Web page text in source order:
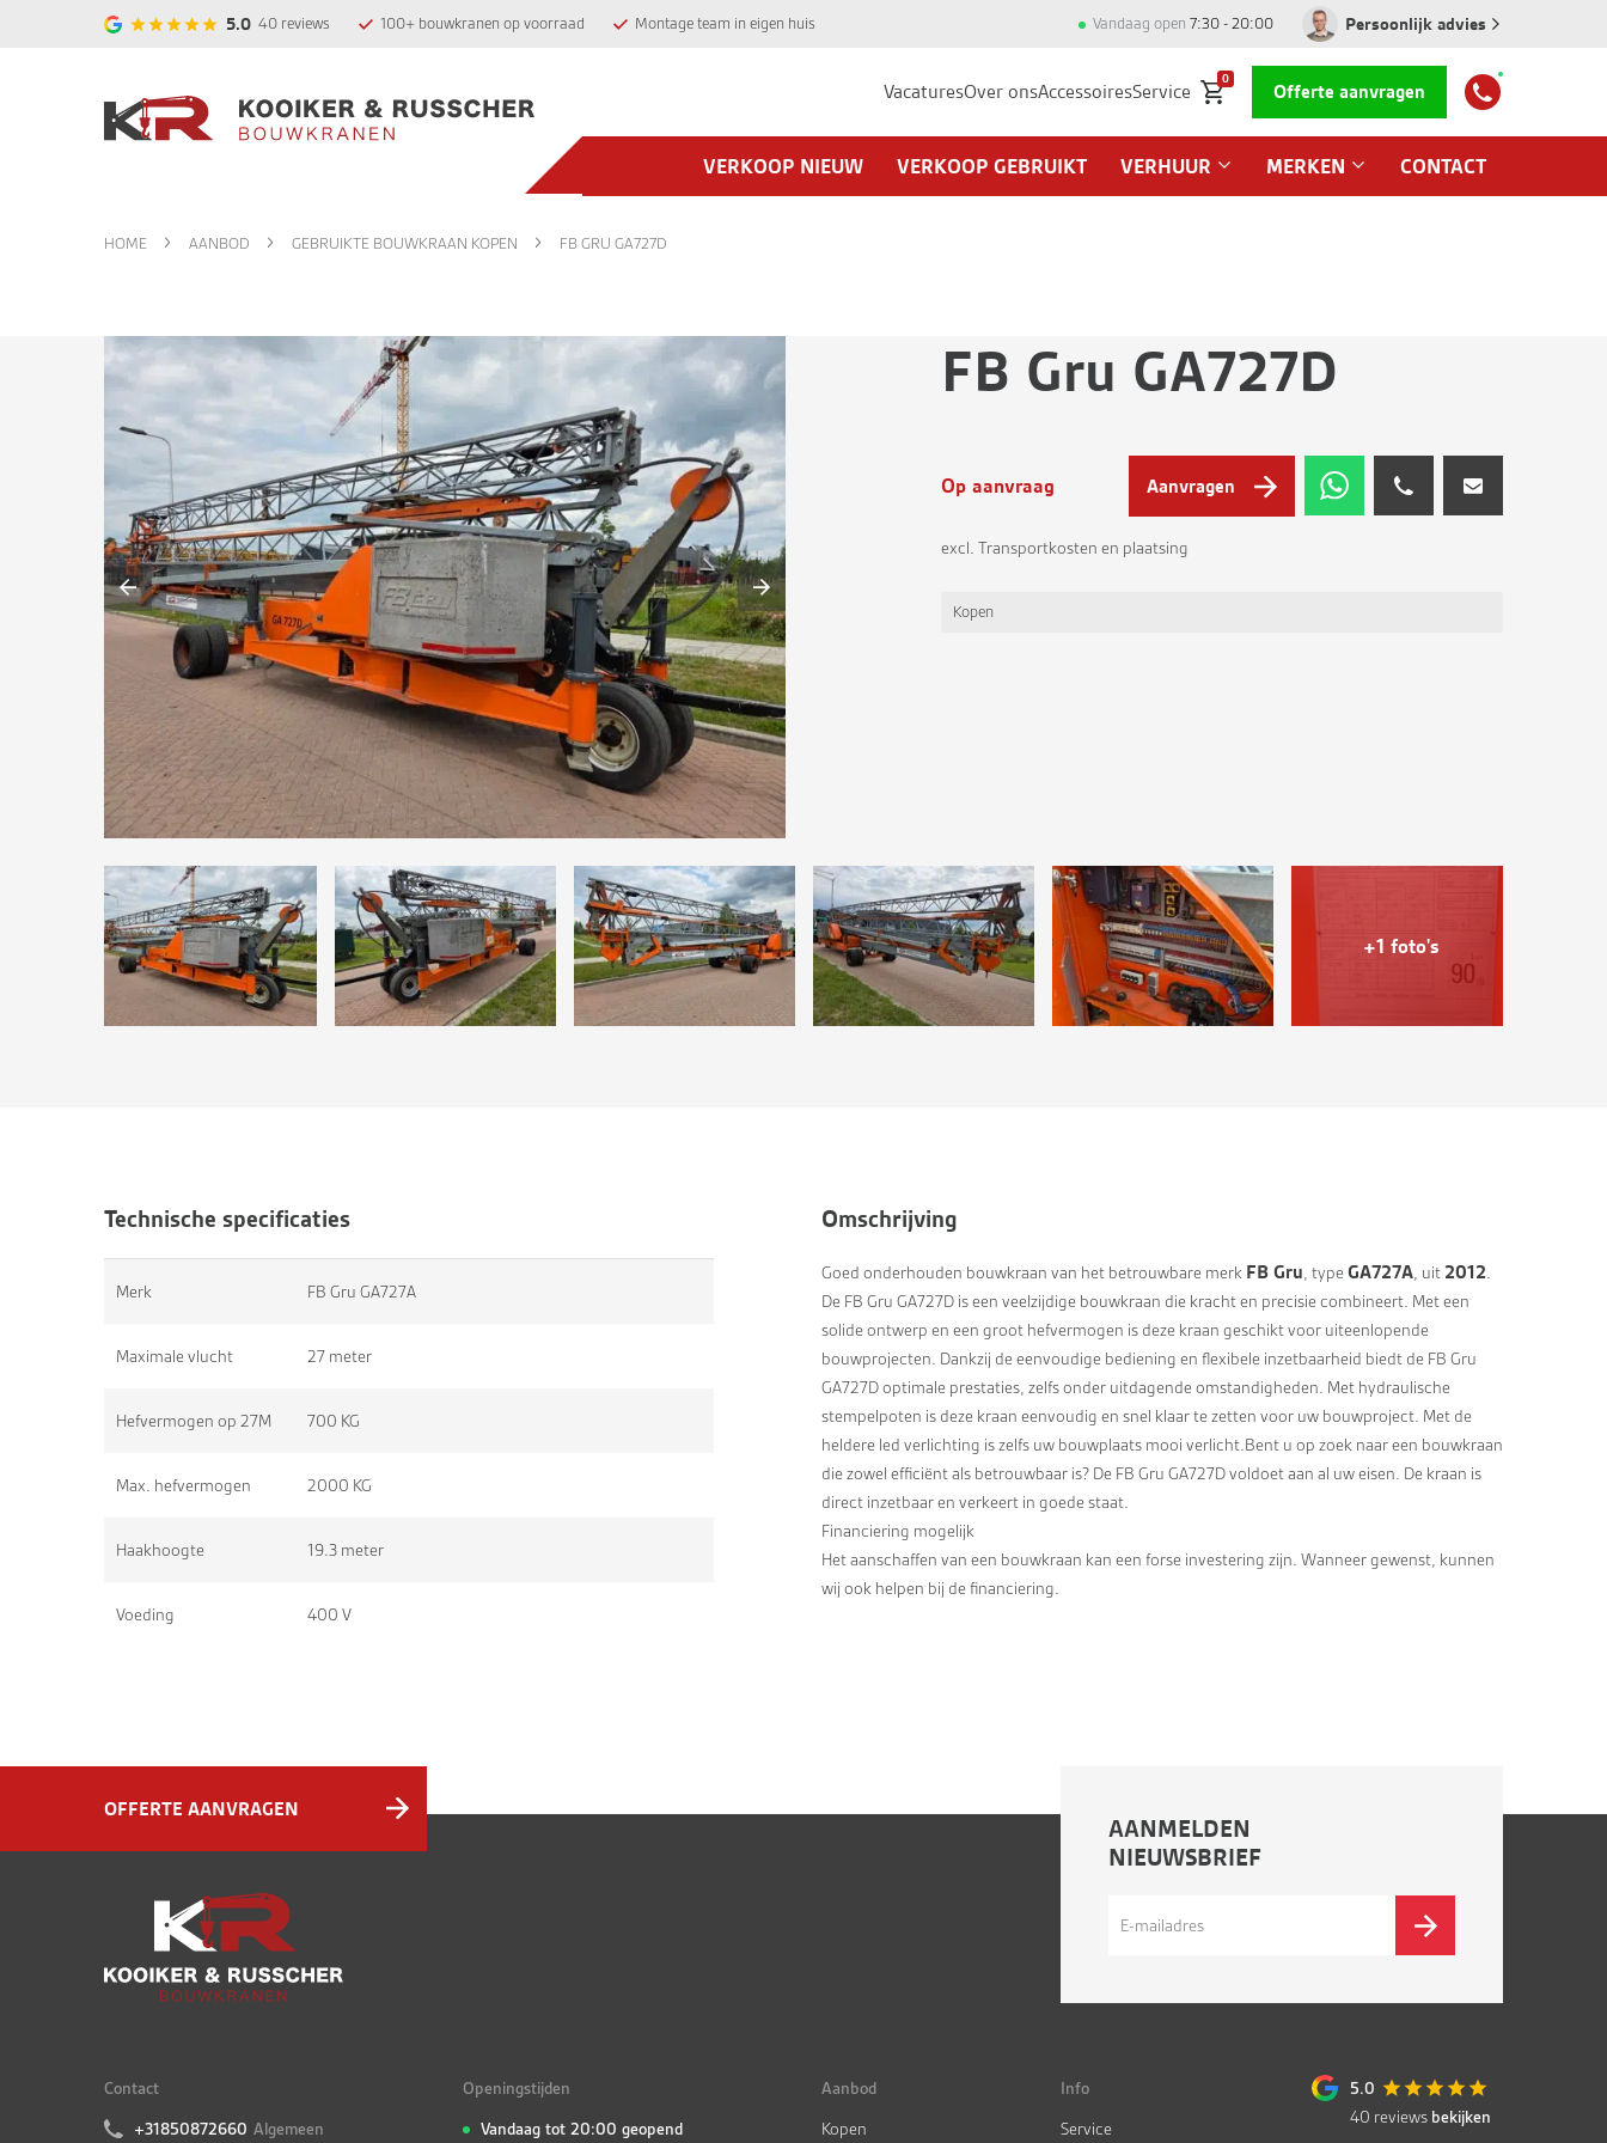
5.0 40 reviews 100+ bouwkranen op voorraad Montage team in eigen huis Vandaag open 7:30 - 20:00 Persoonlijk advies
VacaturesOver onsAccessoiresService
0
Offerte aanvragen
VERKOOP NIEUW VERKOOP GEBRUIKT VERHUUR MERKEN CONTACT
HOME AANBOD GEBRUIKTE BOUWKRAAN KOPEN FB GRU GA727D
FB Gru GA727D
Op aanvraag Aanvragen
excl. Transportkosten en plaatsing
Kopen
+1 foto's
Technische specificaties
Merk FB Gru GA727A
Maximale vlucht 27 meter
Hefvermogen op 27M 700 KG
Max. hefvermogen 2000 KG
Haakhoogte 19.3 meter
Voeding 400 V
Omschrijving
Goed onderhouden bouwkraan van het betrouwbare merk FB Gru, type GA727A, uit 2012.
De FB Gru GA727D is een veelzijdige bouwkraan die kracht en precisie combineert. Met een
solide ontwerp en een groot hefvermogen is deze kraan geschikt voor uiteenlopende
bouwprojecten. Dankzij de eenvoudige bediening en flexibele inzetbaarheid biedt de FB Gru
GA727D optimale prestaties, zelfs onder uitdagende omstandigheden. Met hydraulische
stempelpoten is deze kraan eenvoudig en snel klaar te zetten voor uw bouwproject. Met de
heldere led verlichting is zelfs uw bouwplaats mooi verlicht.Bent u op zoek naar een bouwkraan
die zowel efficiënt als betrouwbaar is? De FB Gru GA727D voldoet aan al uw eisen. De kraan is
direct inzetbaar en verkeert in goede staat.
Financiering mogelijk
Het aanschaffen van een bouwkraan kan een forse investering zijn. Wanneer gewenst, kunnen
wij ook helpen bij de financiering.
OFFERTE AANVRAGEN
AANMELDEN
NIEUWSBRIEF
Contact
+31850872660 Algemeen
Openingstijden
Vandaag tot 20:00 geopend
Aanbod
Kopen
Info
Service
5.0
40 reviews bekijken